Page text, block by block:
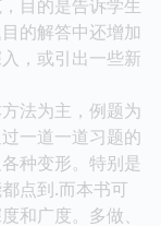
目的是告诉学生
的解答中还增加
，或引出一些新
法为主，例题为
一道一道习题的
种变形。特别是
点到.而本书可
和广度。多做、